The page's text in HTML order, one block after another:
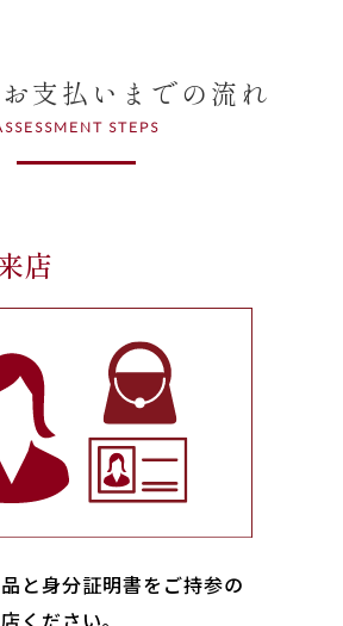
支払いまでの流れ
STEPS
店
と身分証明書をご持参の
ください｡